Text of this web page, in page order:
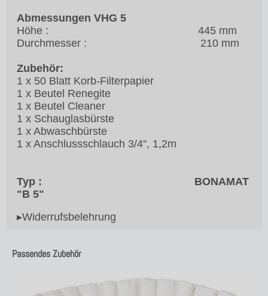
Abmessungen VHG 5
Höhe : 445 mm
Durchmesser : 210 mm
Zubehör:
1 x 50 Blatt Korb-Filterpapier
1 x Beutel Renegite
1 x Beutel Cleaner
1 x Schauglasbürste
1 x Abwaschbürste
1 x Anschlussschlauch 3/4'', 1,2m
Typ : BONAMAT
"B 5"
▸Widerrufsbelehrung
Passendes Zubehör